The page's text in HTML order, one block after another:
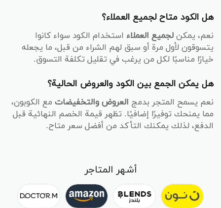
هل الكود متاح لجميع العملاء؟
نعم، يمكن لجميع العملاء استخدام الكود سواء كانوا
يتسوقون لأول مرة أو سبق لهم الشراء من قبل، ما يجعله
خيارًا مناسبًا لكل من يرغب في تقليل تكلفة التسوق.
هل يمكن الجمع بين الكود والعروض الحالية؟
نعم يسمح المتجر بدمج العروض والتخفيضات مع الكوبون،
مما يمنحك توفيرًا إضافيًا. تظهر قيمة الخصم النهائية قبل
الدفع، لذلك يمكنك التأكد من أفضل سعر متاح.
أشهر المتاجر